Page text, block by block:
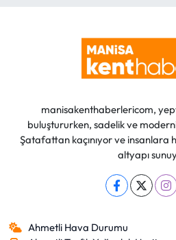
manisakenthaberlericom,
buluştururken, sadelik ve
Şatafattan kaçınıyor ve insanlara
altyapı
Ahmetli Hava Durumu